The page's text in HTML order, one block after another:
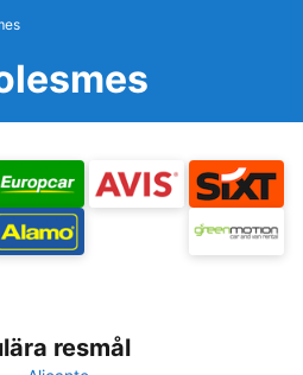
resmål